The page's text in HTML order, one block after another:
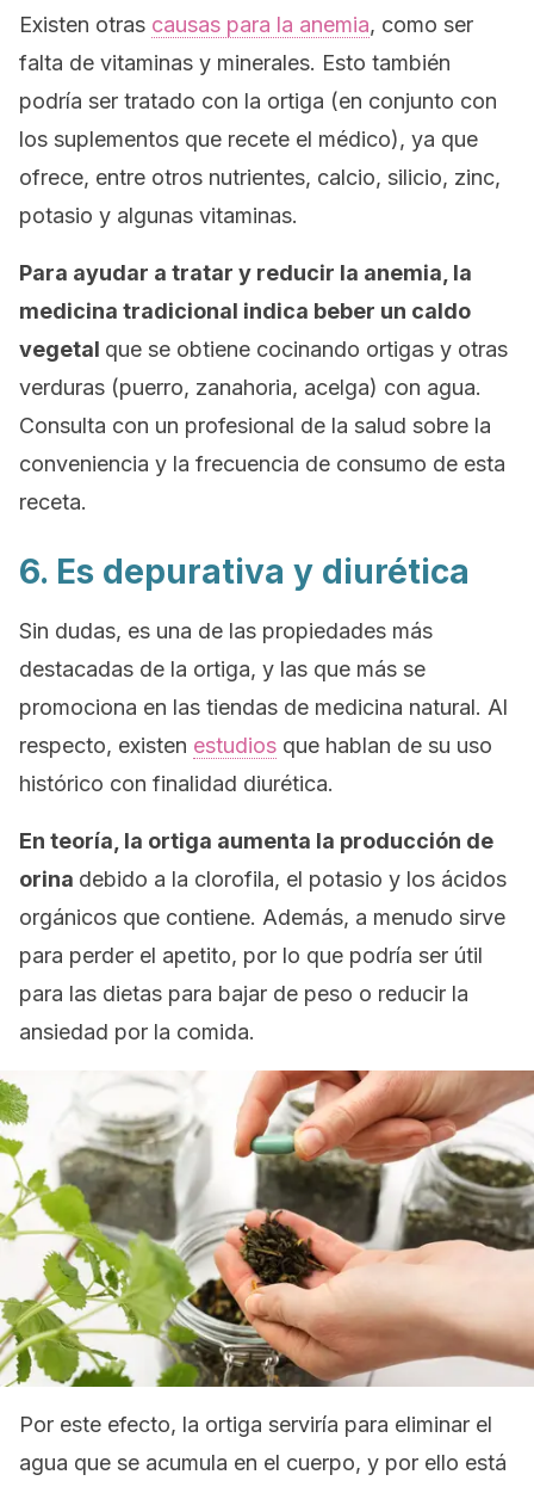
Existen otras causas para la anemia, como ser
falta de vitaminas y minerales. Esto también
podría ser tratado con la ortiga (en conjunto con
los suplementos que recete el médico), ya que
ofrece, entre otros nutrientes, calcio, silicio, zinc,
potasio y algunas vitaminas.
Para ayudar a tratar y reducir la anemia, la
medicina tradicional indica beber un caldo
vegetal que se obtiene cocinando ortigas y otras
verduras (puerro, zanahoria, acelga) con agua.
Consulta con un profesional de la salud sobre la
conveniencia y la frecuencia de consumo de esta
receta.
6. Es depurativa y diurética
Sin dudas, es una de las propiedades más
destacadas de la ortiga, y las que más se
promociona en las tiendas de medicina natural. Al
respecto, existen estudios que hablan de su uso
histórico con finalidad diurética.
En teoría, la ortiga aumenta la producción de
orina debido a la clorofila, el potasio y los ácidos
orgánicos que contiene. Además, a menudo sirve
para perder el apetito, por lo que podría ser útil
para las dietas para bajar de peso o reducir la
ansiedad por la comida.
Por este efecto, la ortiga serviría para eliminar el
agua que se acumula en el cuerpo, y por ello está